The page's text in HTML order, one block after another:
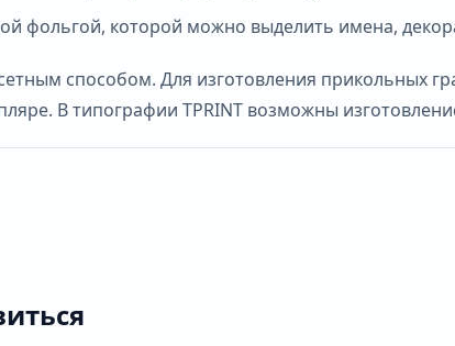
фольгой, которой можно выделить имена,
способом. Для изготовления прикольных
В типографии TPRINT возможны